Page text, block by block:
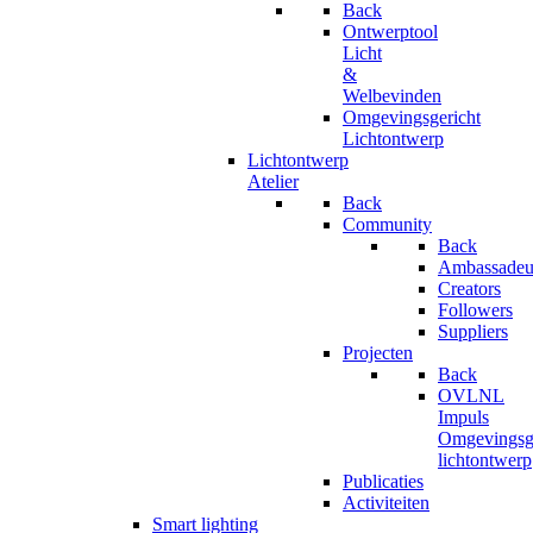
Back
Ontwerptool
Licht
&
Welbevinden
Omgevingsgericht
Lichtontwerp
Lichtontwerp
Atelier
Back
Community
Back
Creators
Followers
Suppliers
Projecten
Back
OVLNL
Impuls
lichtontwerp
Publicaties
Activiteiten
Smart lighting